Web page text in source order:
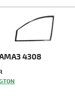
4308